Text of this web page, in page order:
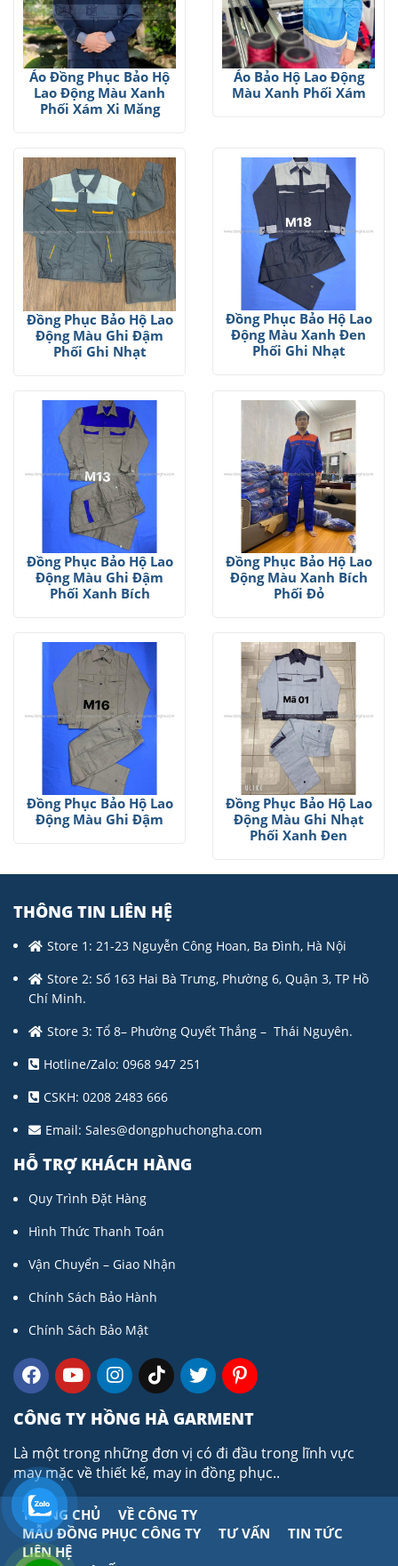
Áo Đồng Phục Bảo Hộ
Lao Động Màu Xanh
Phối Xám Xi Măng
Áo Bảo Hộ Lao Động
Màu Xanh Phối Xám
Đồng Phục Bảo Hộ Lao
Động Màu Ghi Đậm
Phối Ghi Nhạt
Đồng Phục Bảo Hộ Lao
Động Màu Xanh Đen
Phối Ghi Nhạt
Đồng Phục Bảo Hộ Lao
Động Màu Ghi Đậm
Phối Xanh Bích
Đồng Phục Bảo Hộ Lao
Động Màu Xanh Bích
Phối Đỏ
Đồng Phục Bảo Hộ Lao
Động Màu Ghi Đậm
Đồng Phục Bảo Hộ Lao
Động Màu Ghi Nhạt
Phối Xanh Đen
THÔNG TIN LIÊN HỆ
Store 1: 21-23 Nguyễn Công Hoan, Ba Đình, Hà Nội
Store 2: Số 163 Hai Bà Trưng, Phường 6, Quận 3, TP Hồ
Chí Minh.
Store 3: Tổ 8– Phường Quyết Thắng – Thái Nguyên.
Hotline/Zalo: 0968 947 251
CSKH: 0208 2483 666
Email: Sales@dongphuchongha.com
HỖ TRỢ KHÁCH HÀNG
Quy Trình Đặt Hàng
Hình Thức Thanh Toán
Vận Chuyển – Giao Nhận
Chính Sách Bảo Hành
Chính Sách Bảo Mật
CÔNG TY HỒNG HÀ GARMENT
Là một trong những đơn vị có đi đầu trong lĩnh vực
may mặc về thiết kế, may in đồng phục..
TRANG CHỦ
VỀ CÔNG TY
MẪU ĐỒNG PHỤC CÔNG TY
TƯ VẤN
TIN TỨC
LIÊN HỆ